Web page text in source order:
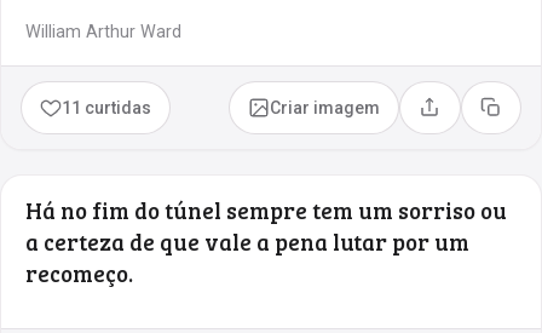
William Arthur Ward
11 curtidas Criar imagem Compartilhar
Copiar
Há no fim do túnel sempre tem um sorriso ou
a certeza de que vale a pena lutar por um
recomeço.